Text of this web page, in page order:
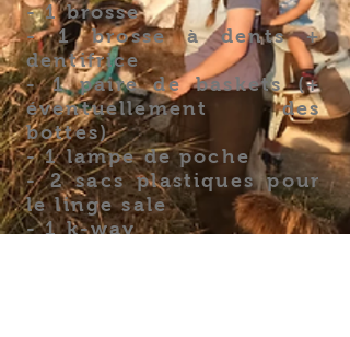
- 1 brosse
- 1 brosse à dents +
dentifrice
- 1 paire de baskets (+
éventuellement des
bottes)
- 1 lampe de poche
- 2 sacs plastiques pour
le linge sale
- 1 k-way